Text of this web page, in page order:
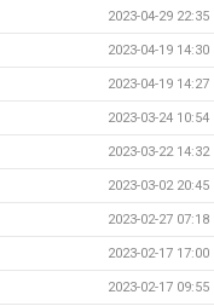
2023-04-29 22:35
2023-04-19 14:30
2023-04-19 14:27
2023-03-24 10:54
2023-03-22 14:32
2023-03-02 20:45
2023-02-27 07:18
2023-02-17 17:00
2023-02-17 09:55